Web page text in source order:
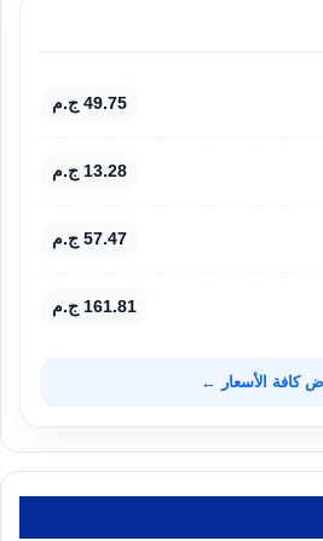
49.75 ج.م
13.28 ج.م
57.47 ج.م
161.81 ج.م
كافة الأسعار ←